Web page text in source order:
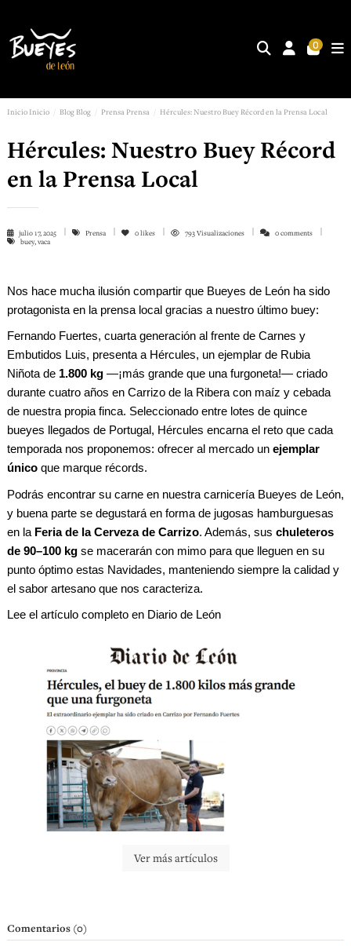
0
Inicio Inicio BlogBlog PrensaPrensa Hércules: Nuestro Buey Récord en la Prensa Local
Hércules: Nuestro Buey Récord
en la Prensa Local
julio 17, 2025 Prensa 0likes 793 Visualizaciones
0 comments
buey, vaca
Nos hace mucha ilusión compartir que Bueyes de León ha sido
protagonista en la prensa local gracias a nuestro último buey:
Fernando Fuertes, cuarta generación al frente de Carnes y
Embutidos Luis, presenta a Hércules, un ejemplar de Rubia
Niñota de 1.800 kg —¡más grande que una furgoneta!— criado
durante cuatro años en Carrizo de la Ribera con maíz y cebada
de nuestra propia finca. Seleccionado entre lotes de quince
bueyes llegados de Portugal, Hércules encarna el reto que cada
temporada nos proponemos: ofrecer al mercado un ejemplar
único que marque récords.
Podrás encontrar su carne en nuestra carnicería Bueyes de León,
y buena parte se degustará en forma de jugosas hamburguesas
en la Feria de la Cerveza de Carrizo. Además, sus chuleteros
de 90–100 kg se macerarán con mimo para que lleguen en su
punto óptimo estas Navidades, manteniendo siempre la calidad y
el sabor artesano que nos caracteriza.
Lee el artículo completo en Diario de León
Ver más artículos
Comentarios (0)